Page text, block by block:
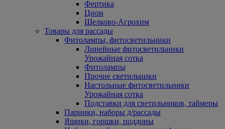
Фертика
Цион
Щелково-Агрохим
Товары для рассады
Фитолампы, фитосветильники
Линейные фитосветильники
Урожайная сотка
Фитолампы
Прочие светильники
Настольные фитосветильники
Урожайная сотка
Подставки для светильников, таймеры
Парники, наборы д/рассады
Ящики, горшки, поддоны